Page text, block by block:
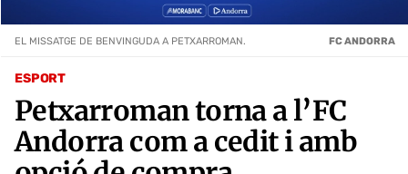
ESPORT
Petxarroman torna a l’FC
Andorra com a cedit i amb
EL MISSATGE DE BENVINGUDA A PETXARROMAN. FC ANDORRA